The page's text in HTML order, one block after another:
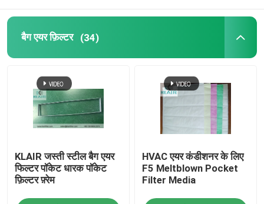
बैग एयर फ़िल्टर (34)
KLAIR जस्ती स्टील बैग एयर
फिल्टर पॉकेट धारक पॉकेट
फ़िल्टर फ़्रेम
HVAC एयर कंडीशनर के लिए
F5 Meltblown Pocket
Filter Media